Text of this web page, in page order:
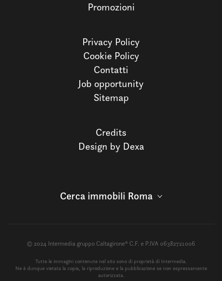
Promozioni
Privacy Policy
Cookie Policy
Contatti
Job opportunity
Sitemap
Credits
Design by Dexa
Cerca immobili Roma
© 2024 Intermedia gruppo Caltagirone® C.F. e P.IVA 06382721006
Tutte le immagini contenute nel sito sono di proprietà di Intermedia.
Ne è dunque vietata la copia, la riproduzione e la pubblicazione se non espressamente
autorizzata.